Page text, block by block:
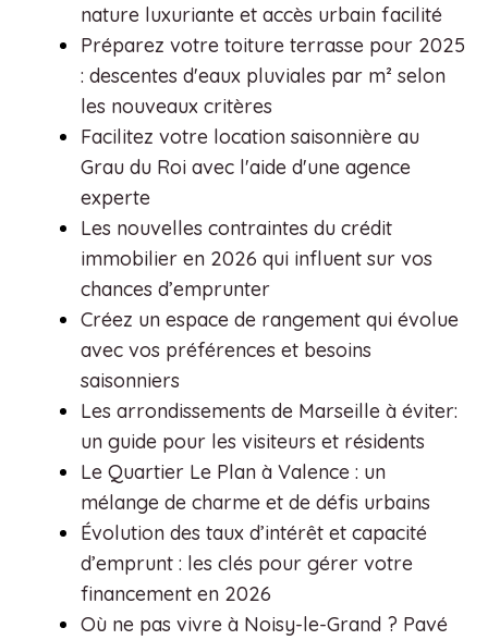
nature luxuriante et accès urbain facilité
Préparez votre toiture terrasse pour 2025
: descentes d'eaux pluviales par m² selon
les nouveaux critères
Facilitez votre location saisonnière au
Grau du Roi avec l'aide d'une agence
experte
Les nouvelles contraintes du crédit
immobilier en 2026 qui influent sur vos
chances d’emprunter
Créez un espace de rangement qui évolue
avec vos préférences et besoins
saisonniers
Les arrondissements de Marseille à éviter:
un guide pour les visiteurs et résidents
Le Quartier Le Plan à Valence : un
mélange de charme et de défis urbains
Évolution des taux d’intérêt et capacité
d’emprunt : les clés pour gérer votre
financement en 2026
Où ne pas vivre à Noisy-le-Grand ? Pavé